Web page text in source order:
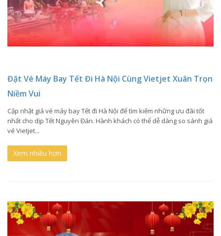
Đặt Vé Máy Bay Tết Đi Hà Nội Cùng Vietjet Xuân Trọn
Niềm Vui
Cập nhật giá vé máy bay Tết đi Hà Nội để tìm kiếm những ưu đãi tốt
nhất cho dịp Tết Nguyên Đán. Hành khách có thể dễ dàng so sánh giá
vé Vietjet...
Xem nhiều hơn